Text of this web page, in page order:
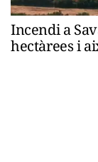
Incendi a
hectàrees i